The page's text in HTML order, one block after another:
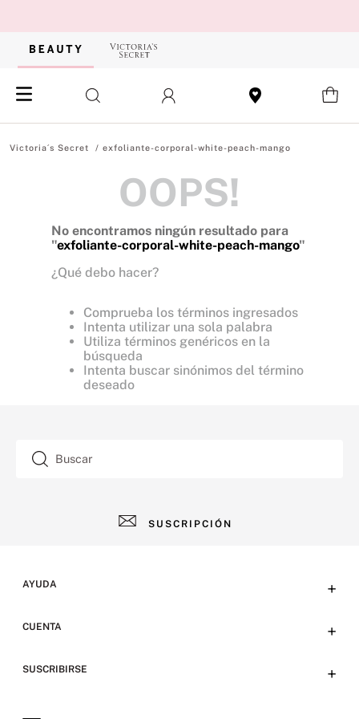
exfoliante-corporal-white-peach-mango
OOPS!
No encontramos ningún resultado para
"exfoliante-corporal-white-peach-mango"
¿Qué debo hacer?
Comprueba los términos ingresados
Intenta utilizar una sola palabra
Utiliza términos genéricos en la
búsqueda
Intenta buscar sinónimos del término
deseado
Buscar
SUSCRIPCIÓN
AYUDA +
Preguntas frecuentes
CUENTA +
SUSCRIBIRSE +